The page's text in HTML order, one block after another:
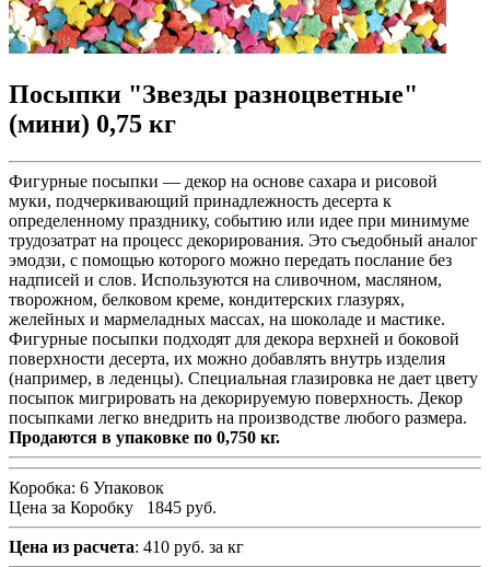
Посыпки "Звезды разноцветные"
(мини) 0,75 кг
Фигурные посыпки — декор на основе сахара и рисовой
муки, подчеркивающий принадлежность десерта к
определенному празднику, событию или идее при минимуме
трудозатрат на процесс декорирования. Это съедобный аналог
эмодзи, с помощью которого можно передать послание без
надписей и слов. Используются на сливочном, масляном,
творожном, белковом креме, кондитерских глазурях,
желейных и мармеладных массах, на шоколаде и мастике.
Фигурные посыпки подходят для декора верхней и боковой
поверхности десерта, их можно добавлять внутрь изделия
(например, в леденцы). Специальная глазировка не дает цвету
посыпок мигрировать на декорируемую поверхность. Декор
посыпками легко внедрить на производстве любого размера.
Продаются в упаковке по 0,750 кг.
Коробка: 6 Упаковок
Цена за Коробку
1845 руб.
Цена из расчета: 410 руб. за кг